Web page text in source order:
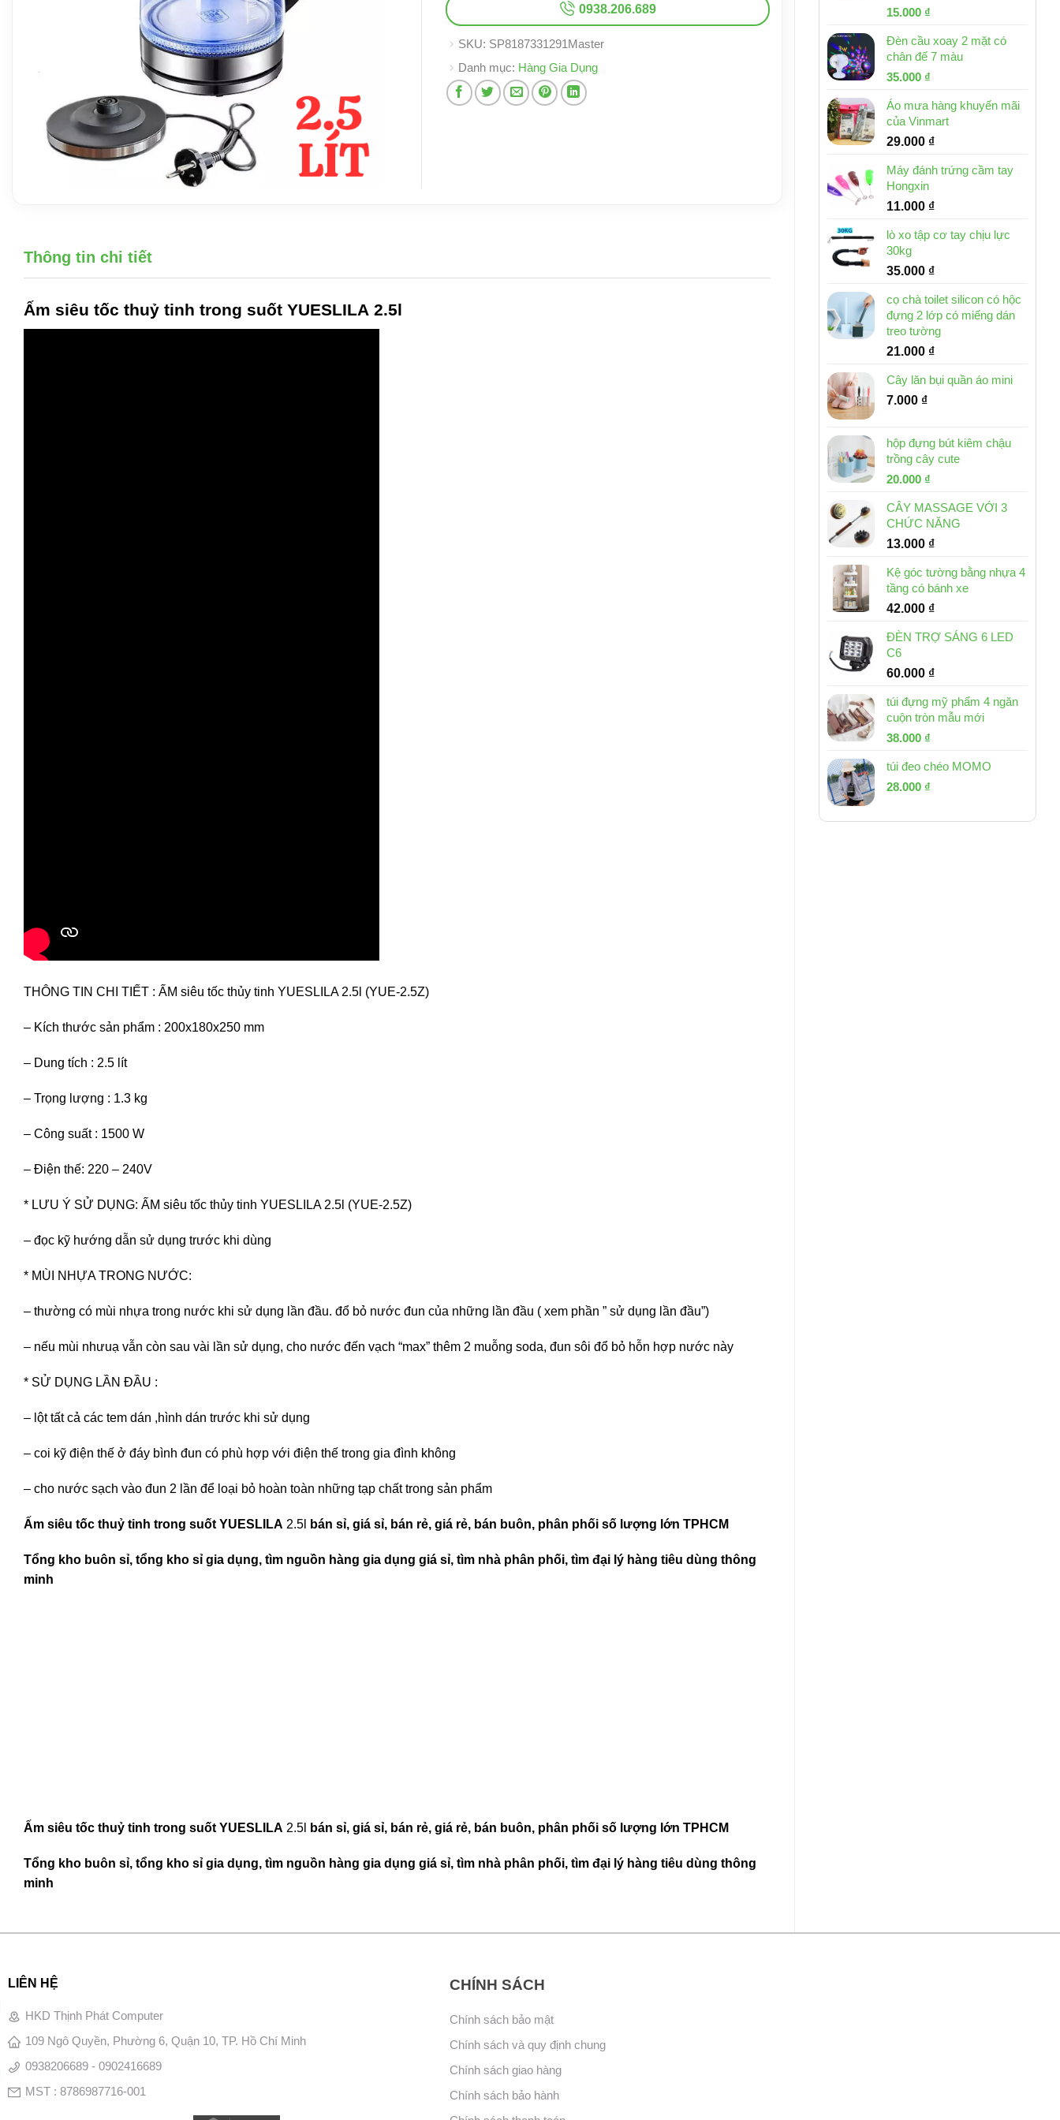
Giá
là:
32.000 ₫.
15.000 ₫
tại
là:
Đèn cầu xoay 2 mặt có
chân đế 7 màu
Giá
là:
46.000 ₫.
35.000 ₫
tại
là:
35.000 ₫.
Áo mưa hàng khuyến mãi
của Vinmart
29.000 ₫
Máy đánh trứng cầm tay
Hongxin
11.000 ₫
lò xo tập cơ tay chịu lực
30kg
35.000 ₫
cọ chà toilet silicon có hộc
đựng 2 lớp có miếng dán
treo tường
21.000 ₫
Cây lăn bụi quần áo mini
7.000 ₫
hộp đựng bút kiêm chậu
trồng cây cute
Giá
là:
30.000 ₫.
20.000 ₫
tại
là:
20.000 ₫.
CÂY MASSAGE VỚI 3
CHỨC NĂNG
13.000 ₫
Kệ góc tường bằng nhựa 4
tầng có bánh xe
42.000 ₫
ĐÈN TRỢ SÁNG 6 LED
C6
60.000 ₫
túi đựng mỹ phẩm 4 ngăn
cuộn tròn mẫu mới
Giá
là:
53.000 ₫.
38.000 ₫
tại
túi đeo chéo MOMO
Giá
là:
28.000 ₫
tại
0938.206.689
SKU: SP8187331291Master
Danh mục: Hàng Gia Dụng
Thông tin chi tiết
Ấm siêu tốc thuỷ tinh trong suốt YUESLILA 2.5l
THÔNG TIN CHI TIẾT : ẤM siêu tốc thủy tinh YUESLILA 2.5l (YUE-2.5Z)
– Kích thước sản phẩm : 200x180x250 mm
– Dung tích : 2.5 lít
– Trọng lượng : 1.3 kg
– Công suất : 1500 W
– Điện thế: 220 – 240V
* LƯU Ý SỬ DỤNG: ẤM siêu tốc thủy tinh YUESLILA 2.5l (YUE-2.5Z)
– đọc kỹ hướng dẫn sử dụng trước khi dùng
* MÙI NHỰA TRONG NƯỚC:
– thường có mùi nhựa trong nước khi sử dụng lần đầu. đổ bỏ nước đun của những lần đầu ( xem phần ” sử dụng lần đầu”)
– nếu mùi nhưuạ vẫn còn sau vài lần sử dụng, cho nước đến vạch “max” thêm 2 muỗng soda, đun sôi đổ bỏ hỗn hợp nước này
* SỬ DỤNG LẦN ĐẦU :
– lột tất cả các tem dán ,hình dán trước khi sử dụng
– coi kỹ điện thế ở đáy bình đun có phù hợp với điện thế trong gia đình không
– cho nước sạch vào đun 2 lần để loại bỏ hoàn toàn những tạp chất trong sản phẩm
Ấm siêu tốc thuỷ tinh trong suốt YUESLILA 2.5l bán sỉ, giá sỉ, bán rẻ, giá rẻ, bán buôn, phân phối số lượng lớn TPHCM
Tổng kho buôn sỉ, tổng kho sỉ gia dụng, tìm nguồn hàng gia dụng giá sỉ, tìm nhà phân phối, tìm đại lý hàng tiêu dùng thông
minh
Ấm siêu tốc thuỷ tinh trong suốt YUESLILA 2.5l bán sỉ, giá sỉ, bán rẻ, giá rẻ, bán buôn, phân phối số lượng lớn TPHCM
Tổng kho buôn sỉ, tổng kho sỉ gia dụng, tìm nguồn hàng gia dụng giá sỉ, tìm nhà phân phối, tìm đại lý hàng tiêu dùng thông
minh
LIÊN HỆ
HKD Thịnh Phát Computer
109 Ngô Quyền, Phường 6, Quận 10, TP. Hồ Chí Minh
0938206689 - 0902416689
MST : 8786987716-001
CHÍNH SÁCH
Chính sách bảo mật
Chính sách và quy định chung
Chính sách giao hàng
Chính sách bảo hành